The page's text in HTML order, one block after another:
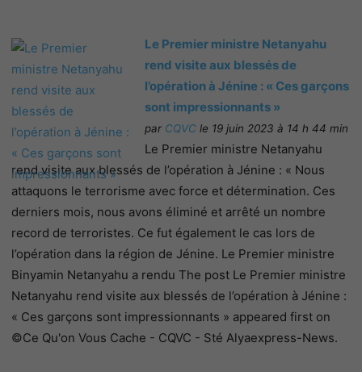
Le Premier ministre Netanyahu
rend visite aux blessés de
l’opération à Jénine : « Ces garçons
sont impressionnants »
par CQVC le 19 juin 2023 à 14 h 44 min
Le Premier ministre Netanyahu
rend visite aux blessés de l’opération à Jénine : « Nous
attaquons le terrorisme avec force et détermination. Ces
derniers mois, nous avons éliminé et arrêté un nombre
record de terroristes. Ce fut également le cas lors de
l’opération dans la région de Jénine. Le Premier ministre
Binyamin Netanyahu a rendu The post Le Premier ministre
Netanyahu rend visite aux blessés de l’opération à Jénine :
« Ces garçons sont impressionnants » appeared first on
©Ce Qu'on Vous Cache - CQVC - Sté Alyaexpress-News.